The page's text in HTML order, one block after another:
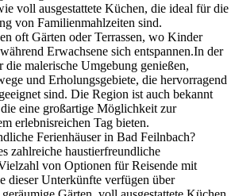
voll ausgestattete Küchen, die ideal für die
von Familienmahlzeiten sind.
oft Gärten oder Terrassen, wo Kinder
Erwachsene sich entspannen.In der
die malerische Umgebung genießen,
und Erholungsgebiete, die hervorragend
sind. Die Region ist auch bekannt
eine großartige Möglichkeit zur
erlebnisreichen Tag bieten.
Ferienhäuser in Bad Feilnbach?
zahlreiche haustierfreundliche
von Optionen für Reisende mit
dieser Unterkünfte verfügen über